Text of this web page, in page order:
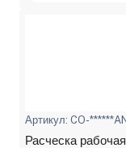
Артикул: CO-
Расческа